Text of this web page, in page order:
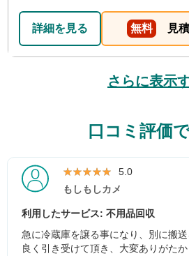
詳細を見る 無料 見積
さらに表示
口コミ評価
★★★★★
★★★★★ 5.0
もしもしカメ
利用したサービス: 不用品回収
急に冷蔵庫を譲る事になり、別に搬
良く引き受けて頂き、大変ありがた